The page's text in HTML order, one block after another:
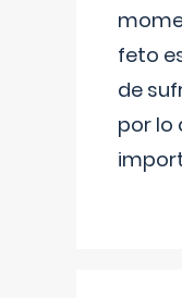
feto
de
por lo